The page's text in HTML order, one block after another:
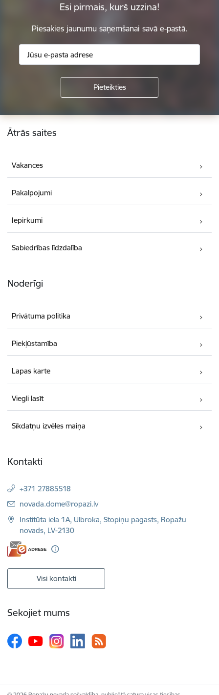
Esi pirmais, kurš uzzina!
Piesakies jaunumu saņemšanai savā e-pastā.
Kājene
Ātrās saites
Vakances
Pakalpojumi
Iepirkumi
Sabiedrības līdzdalība
Noderīgi
Privātuma politika
Piekļūstamība
Lapas karte
Viegli lasīt
Sīkdatņu izvēles maiņa
Kontakti
+371 27885518
E-pasts:
novada.dome@ropazi.lv
Institūta iela 1A, Ulbroka, Stopiņu pagasts, Ropažu
novads, LV-2130
Visi kontakti
Sekojiet mums